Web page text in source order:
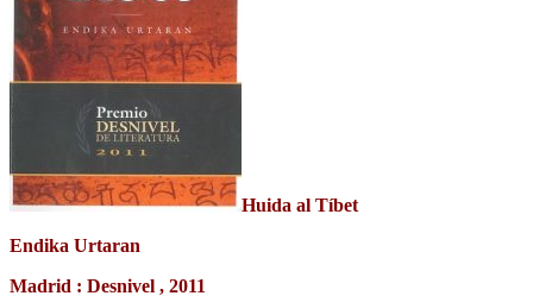
Huida al Tíbet
Endika Urtaran
Madrid : Desnivel , 2011